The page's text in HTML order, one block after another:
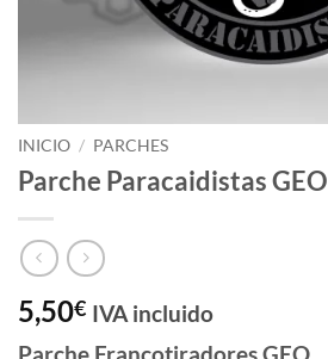
INICIO / PARCHES
Parche Paracaidistas GEO
5,50€ IVA incluido
Parche Francotiradores GEO